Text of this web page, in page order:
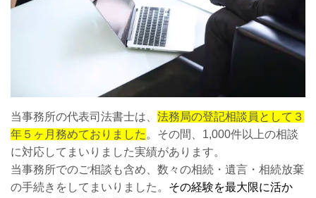
当事務所の代表司法書士は、 法務局の登記相談員として３
年５ヶ月務めておりました。その間、1,000件以上の相談
に対応してまいりました実績があります。
当事務所でのご相談も含め、数々の相続・遺言・相続放棄
の手続きをしてまいりました。 その経験を最大限に活か